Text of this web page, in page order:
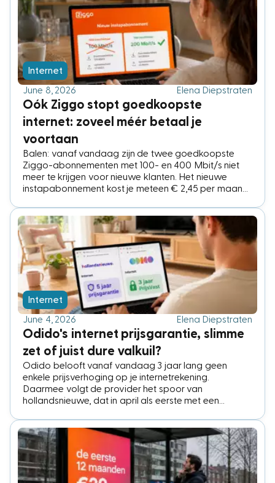
Internet
June 8, 2026
Elena Diepstraten
Oók Ziggo stopt goedkoopste
internet: zoveel méér betaal je
voortaan
Balen: vanaf vandaag zijn de twee goedkoopste
Ziggo-abonnementen met 100- en 400 Mbit/s niet
meer te krijgen voor nieuwe klanten. Het nieuwe
instapabonnement kost je meteen € 2,45 per maand
prijzen op een rij en wat je het beste kunt doen.
Internet
June 4, 2026
Elena Diepstraten
Odido's internet prijsgarantie, slimme
zet of juist dure valkuil?
Odido belooft vanaf vandaag 3 jaar lang geen
enkele prijsverhoging op je internetrekening.
Daarmee volgt de provider het spoor van
hollandsnieuwe, dat in april als eerste met een
en de conclusie is verrassend duidelijk: een vaste prijs
is niet hetzelfde als een lage prijs. Wie in dezelfde
periode blijft overstappen is € 522,- goedkoper uit.